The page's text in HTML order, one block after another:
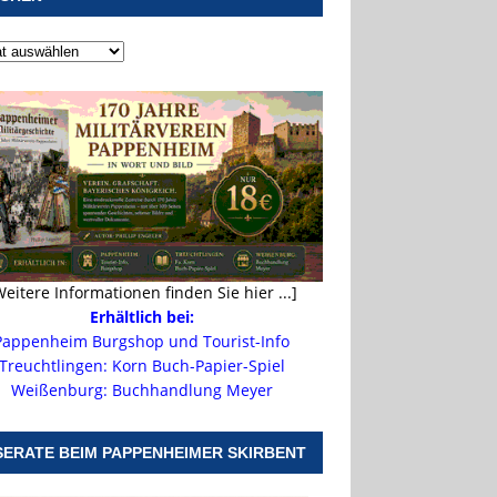
Informationen finden Sie hier ...]
Erhältlich bei:
Burgshop und Tourist-Info
Treuchtlingen: Korn Buch-Papier-Spiel
Weißenburg: Buchhandlung Meyer
BEIM PAPPENHEIMER SKIRBENT